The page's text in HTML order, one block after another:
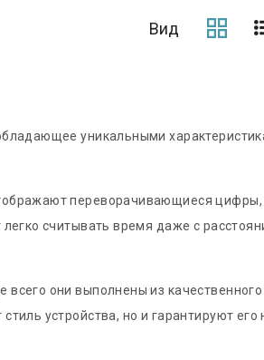
Вид
уникальными
переворачивающиеся
считывать время даже с
они выполнены из
устройства, но и гарантируют